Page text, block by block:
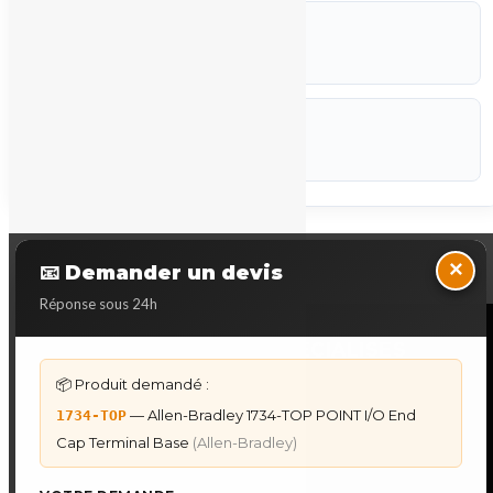
📧 Demander un devis
Réponse sous 24h
×
📦 Produit demandé :
1734-TOP — Allen-Bradley 1734-TOP POINT I/O End
Cap Terminal Base (Allen-Bradley)
Back to Top
DÉPANNAGE AUTOMATES
Dépannage Schneider Modicon